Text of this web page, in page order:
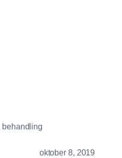
behandling
oktober 8, 2019